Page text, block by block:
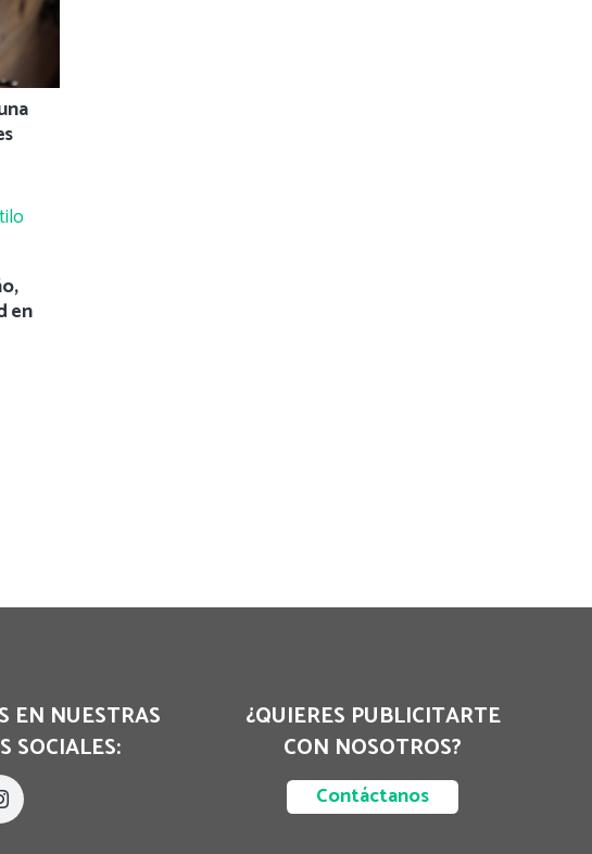
en
EN NUESTRAS
SOCIALES:
¿QUIERES PUBLICITARTE
CON NOSOTROS?
Contáctanos